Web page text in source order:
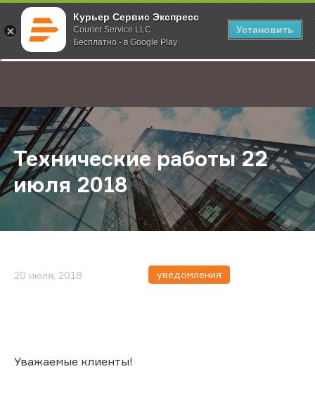
Курьер Сервис Экспресс
Courier Service LLC
Бесплатно - в Google Play
Установить
;
Главная О компании Новости Технические работы 22 июля
Технические работы 22
июля 2018
20 июля, 2018 уведомления
Уважаемые клиенты!